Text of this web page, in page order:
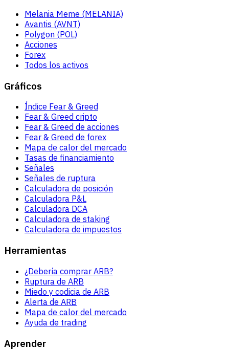
Melania Meme (MELANIA)
Avantis (AVNT)
Polygon (POL)
Acciones
Forex
Todos los activos
Gráficos
Índice Fear & Greed
Fear & Greed cripto
Fear & Greed de acciones
Fear & Greed de forex
Mapa de calor del mercado
Tasas de financiamiento
Señales
Señales de ruptura
Calculadora de posición
Calculadora P&L
Calculadora DCA
Calculadora de staking
Calculadora de impuestos
Herramientas
¿Debería comprar ARB?
Ruptura de ARB
Miedo y codicia de ARB
Alerta de ARB
Mapa de calor del mercado
Ayuda de trading
Aprender